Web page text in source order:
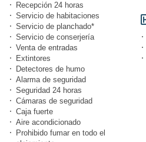
Recepción 24 horas
Servicio de habitaciones
Servicio de planchado*
Servicio de conserjería
Venta de entradas
Extintores
Detectores de humo
Alarma de seguridad
Seguridad 24 horas
Cámaras de seguridad
Caja fuerte
Aire acondicionado
Prohibido fumar en todo el